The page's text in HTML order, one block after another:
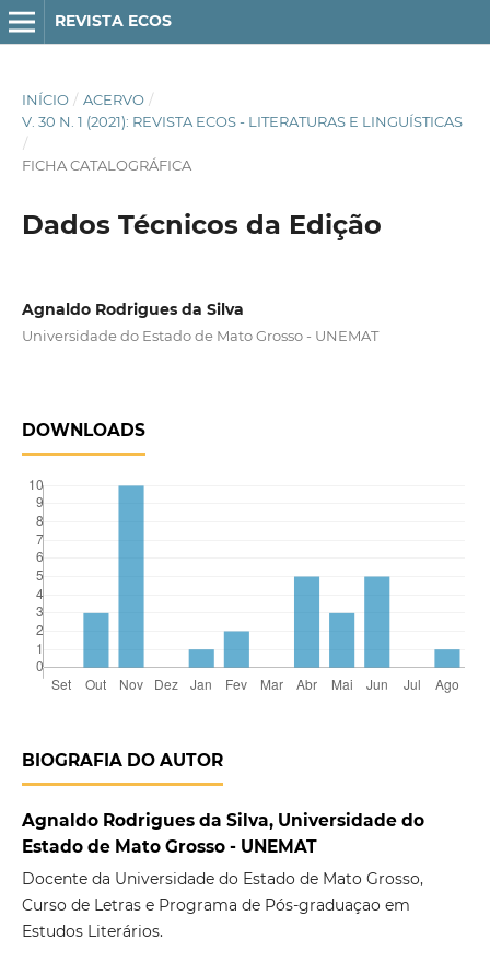
REVISTA ECOS
INÍCIO / ACERVO /
V. 30 N. 1 (2021): REVISTA ECOS - LITERATURAS E LINGUÍSTICAS
/
FICHA CATALOGRÁFICA
Dados Técnicos da Edição
Agnaldo Rodrigues da Silva
Universidade do Estado de Mato Grosso - UNEMAT
DOWNLOADS
BIOGRAFIA DO AUTOR
Agnaldo Rodrigues da Silva, Universidade do
Estado de Mato Grosso - UNEMAT
Docente da Universidade do Estado de Mato Grosso,
Curso de Letras e Programa de Pós-graduaçao em
Estudos Literários.